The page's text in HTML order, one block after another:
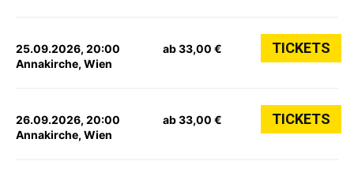
25.09.2026, 20:00
Annakirche, Wien
ab 33,00 € TICKETS
26.09.2026, 20:00
Annakirche, Wien
ab 33,00 € TICKETS